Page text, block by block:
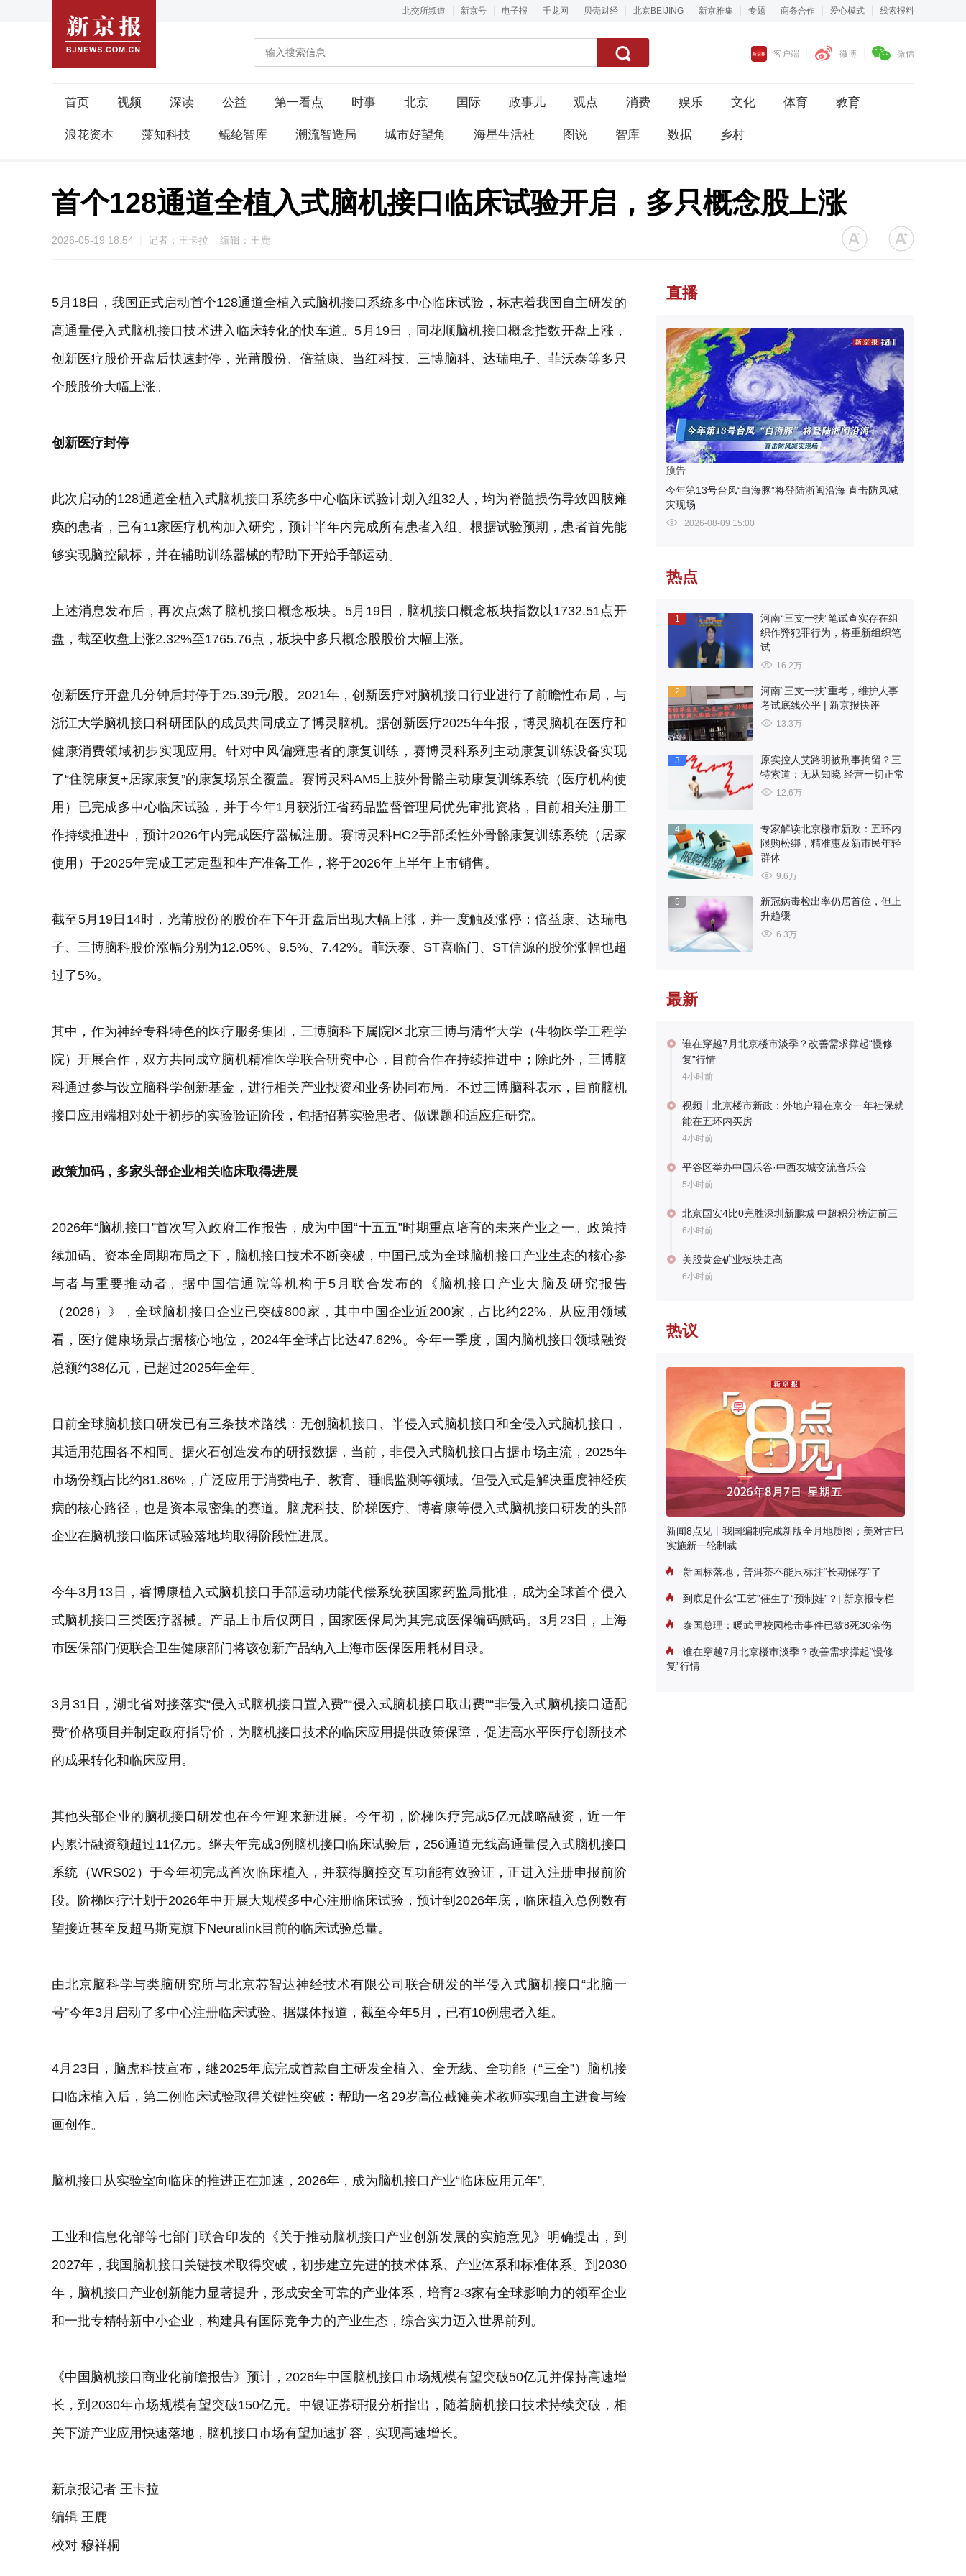
北交所频道 新京号 电子报 千龙网 贝壳财经 北京BEIJING 新京雅集 专题 商务合作 爱心模式 线索报料
客户端 微博 微信
首页 视频 深读 公益 第一看点 时事 北京 国际 政事儿 观点 消费 娱乐 文化 体育 教育
浪花资本 藻知科技 鲲纶智库 潮流智造局 城市好望角 海星生活社 图说 智库 数据 乡村
首个128通道全植入式脑机接口临床试验开启，多只概念股上涨
2026-05-19 18:54 记者：王卡拉 编辑：王鹿
5月18日，我国正式启动首个128通道全植入式脑机接口系统多中心临床试验，标志着我国自主研发的
高通量侵入式脑机接口技术进入临床转化的快车道。5月19日，同花顺脑机接口概念指数开盘上涨，
创新医疗股价开盘后快速封停，光莆股份、倍益康、当红科技、三博脑科、达瑞电子、菲沃泰等多只
个股股价大幅上涨。
创新医疗封停
此次启动的128通道全植入式脑机接口系统多中心临床试验计划入组32人，均为脊髓损伤导致四肢瘫
痪的患者，已有11家医疗机构加入研究，预计半年内完成所有患者入组。根据试验预期，患者首先能
够实现脑控鼠标，并在辅助训练器械的帮助下开始手部运动。
上述消息发布后，再次点燃了脑机接口概念板块。5月19日，脑机接口概念板块指数以1732.51点开
盘，截至收盘上涨2.32%至1765.76点，板块中多只概念股股价大幅上涨。
创新医疗开盘几分钟后封停于25.39元/股。2021年，创新医疗对脑机接口行业进行了前瞻性布局，与
浙江大学脑机接口科研团队的成员共同成立了博灵脑机。据创新医疗2025年年报，博灵脑机在医疗和
健康消费领域初步实现应用。针对中风偏瘫患者的康复训练，赛博灵科系列主动康复训练设备实现
了“住院康复+居家康复”的康复场景全覆盖。赛博灵科AM5上肢外骨骼主动康复训练系统（医疗机构使
用）已完成多中心临床试验，并于今年1月获浙江省药品监督管理局优先审批资格，目前相关注册工
作持续推进中，预计2026年内完成医疗器械注册。赛博灵科HC2手部柔性外骨骼康复训练系统（居家
使用）于2025年完成工艺定型和生产准备工作，将于2026年上半年上市销售。
截至5月19日14时，光莆股份的股价在下午开盘后出现大幅上涨，并一度触及涨停；倍益康、达瑞电
子、三博脑科股价涨幅分别为12.05%、9.5%、7.42%。菲沃泰、ST喜临门、ST信源的股价涨幅也超
过了5%。
其中，作为神经专科特色的医疗服务集团，三博脑科下属院区北京三博与清华大学（生物医学工程学
院）开展合作，双方共同成立脑机精准医学联合研究中心，目前合作在持续推进中；除此外，三博脑
科通过参与设立脑科学创新基金，进行相关产业投资和业务协同布局。不过三博脑科表示，目前脑机
接口应用端相对处于初步的实验验证阶段，包括招募实验患者、做课题和适应症研究。
政策加码，多家头部企业相关临床取得进展
2026年“脑机接口”首次写入政府工作报告，成为中国“十五五”时期重点培育的未来产业之一。政策持
续加码、资本全周期布局之下，脑机接口技术不断突破，中国已成为全球脑机接口产业生态的核心参
与者与重要推动者。据中国信通院等机构于5月联合发布的《脑机接口产业大脑及研究报告
（2026）》，全球脑机接口企业已突破800家，其中中国企业近200家，占比约22%。从应用领域
看，医疗健康场景占据核心地位，2024年全球占比达47.62%。今年一季度，国内脑机接口领域融资
总额约38亿元，已超过2025年全年。
目前全球脑机接口研发已有三条技术路线：无创脑机接口、半侵入式脑机接口和全侵入式脑机接口，
其适用范围各不相同。据火石创造发布的研报数据，当前，非侵入式脑机接口占据市场主流，2025年
市场份额占比约81.86%，广泛应用于消费电子、教育、睡眠监测等领域。但侵入式是解决重度神经疾
病的核心路径，也是资本最密集的赛道。脑虎科技、阶梯医疗、博睿康等侵入式脑机接口研发的头部
企业在脑机接口临床试验落地均取得阶段性进展。
今年3月13日，睿博康植入式脑机接口手部运动功能代偿系统获国家药监局批准，成为全球首个侵入
式脑机接口三类医疗器械。产品上市后仅两日，国家医保局为其完成医保编码赋码。3月23日，上海
市医保部门便联合卫生健康部门将该创新产品纳入上海市医保医用耗材目录。
3月31日，湖北省对接落实“侵入式脑机接口置入费”“侵入式脑机接口取出费”“非侵入式脑机接口适配
费”价格项目并制定政府指导价，为脑机接口技术的临床应用提供政策保障，促进高水平医疗创新技术
的成果转化和临床应用。
其他头部企业的脑机接口研发也在今年迎来新进展。今年初，阶梯医疗完成5亿元战略融资，近一年
内累计融资额超过11亿元。继去年完成3例脑机接口临床试验后，256通道无线高通量侵入式脑机接口
系统（WRS02）于今年初完成首次临床植入，并获得脑控交互功能有效验证，正进入注册申报前阶
段。阶梯医疗计划于2026年中开展大规模多中心注册临床试验，预计到2026年底，临床植入总例数有
望接近甚至反超马斯克旗下Neuralink目前的临床试验总量。
由北京脑科学与类脑研究所与北京芯智达神经技术有限公司联合研发的半侵入式脑机接口“北脑一
号”今年3月启动了多中心注册临床试验。据媒体报道，截至今年5月，已有10例患者入组。
4月23日，脑虎科技宣布，继2025年底完成首款自主研发全植入、全无线、全功能（“三全”）脑机接
口临床植入后，第二例临床试验取得关键性突破：帮助一名29岁高位截瘫美术教师实现自主进食与绘
画创作。
脑机接口从实验室向临床的推进正在加速，2026年，成为脑机接口产业“临床应用元年”。
工业和信息化部等七部门联合印发的《关于推动脑机接口产业创新发展的实施意见》明确提出，到
2027年，我国脑机接口关键技术取得突破，初步建立先进的技术体系、产业体系和标准体系。到2030
年，脑机接口产业创新能力显著提升，形成安全可靠的产业体系，培育2-3家有全球影响力的领军企业
和一批专精特新中小企业，构建具有国际竞争力的产业生态，综合实力迈入世界前列。
《中国脑机接口商业化前瞻报告》预计，2026年中国脑机接口市场规模有望突破50亿元并保持高速增
长，到2030年市场规模有望突破150亿元。中银证券研报分析指出，随着脑机接口技术持续突破，相
关下游产业应用快速落地，脑机接口市场有望加速扩容，实现高速增长。
新京报记者 王卡拉
编辑 王鹿
校对 穆祥桐
直播
预告
今年第13号台风“白海豚”将登陆浙闽沿海 直击防风减
灾现场
2026-08-09 15:00
热点
1
河南“三支一扶”笔试查实存在组
织作弊犯罪行为，将重新组织笔
试
16.2万
2
河南“三支一扶”重考，维护人事
考试底线公平 | 新京报快评
13.3万
3
原实控人艾路明被刑事拘留？三
特索道：无从知晓 经营一切正常
12.6万
4
专家解读北京楼市新政：五环内
限购松绑，精准惠及新市民年轻
群体
9.6万
5
新冠病毒检出率仍居首位，但上
升趋缓
6.3万
最新
谁在穿越7月北京楼市淡季？改善需求撑起“慢修
复”行情
4小时前
视频丨北京楼市新政：外地户籍在京交一年社保就
能在五环内买房
4小时前
平谷区举办中国乐谷·中西友城交流音乐会
5小时前
北京国安4比0完胜深圳新鹏城 中超积分榜进前三
6小时前
美股黄金矿业板块走高
6小时前
热议
新闻8点见丨我国编制完成新版全月地质图；美对古巴
实施新一轮制裁
新国标落地，普洱茶不能只标注“长期保存”了
到底是什么“工艺”催生了“预制娃”？| 新京报专栏
泰国总理：暖武里校园枪击事件已致8死30余伤
谁在穿越7月北京楼市淡季？改善需求撑起“慢修
复”行情